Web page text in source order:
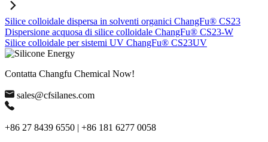
Silice colloidale dispersa in solventi organici ChangFu® CS23
Dispersione acquosa di silice colloidale ChangFu® CS23-W
Silice colloidale per sistemi UV ChangFu® CS23UV
Contatta Changfu Chemical Now!
sales@cfsilanes.com
+86 27 8439 6550 | +86 181 6277 0058